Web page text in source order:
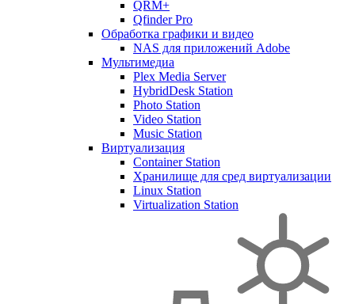
QRM+
Qfinder Pro
Обработка графики и видео
NAS для приложений Adobe
Мультимедиа
Plex Media Server
HybridDesk Station
Photo Station
Video Station
Music Station
Виртуализация
Container Station
Хранилище для сред виртуализации
Linux Station
Virtualization Station